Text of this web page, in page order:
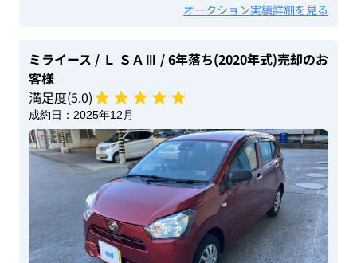
オークション実績詳細を見る
ミライース / Ｌ ＳＡⅢ / 6年落ち(2020年式)売却のお
客様
満足度(5.0)
成約日： 2025年12月